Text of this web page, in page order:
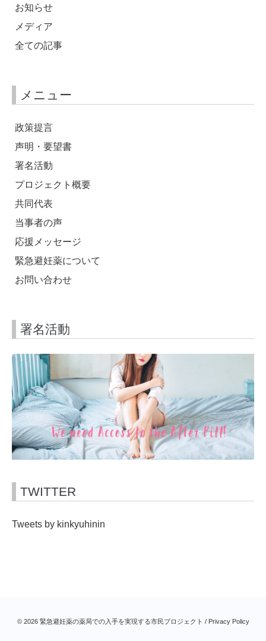
お知らせ
メディア
全ての記事
メニュー
政策提言
声明・要望書
署名活動
プロジェクト概要
共同代表
当事者の声
応援メッセージ
緊急避妊薬について
お問い合わせ
署名活動
TWITTER
Tweets by kinkyuhinin
© 2026 緊急避妊薬の薬局での入手を実現する市民プロジェクト / Privacy Policy